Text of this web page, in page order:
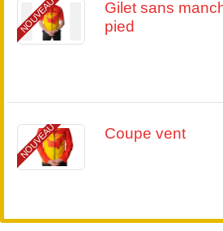
NOUVEAU
Gilet sans
pied
NOUVEAU Coupe vent